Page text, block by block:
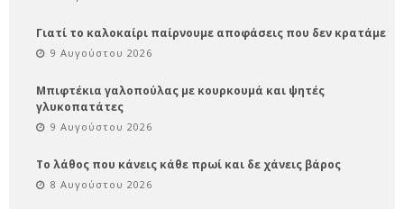
Γιατί το καλοκαίρι παίρνουμε αποφάσεις που δεν κρατάμε
9 Αυγούστου 2026
Μπιφτέκια γαλοπούλας με κουρκουμά και ψητές
γλυκοπατάτες
9 Αυγούστου 2026
Το λάθος που κάνεις κάθε πρωί και δε χάνεις βάρος
8 Αυγούστου 2026